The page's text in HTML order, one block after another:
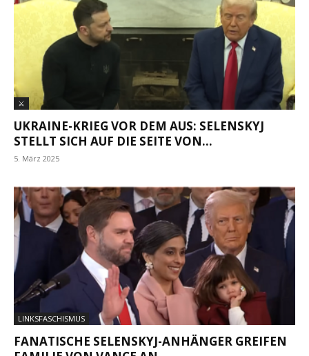
⚔
UKRAINE-KRIEG VOR DEM AUS: SELENSKYJ
STELLT SICH AUF DIE SEITE VON...
5. März 2025
LINKSFASCHISMUS
FANATISCHE SELENSKYJ-ANHÄNGER GREIFEN